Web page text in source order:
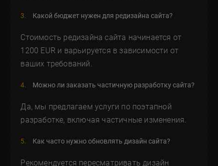
Какой бюджет нужен для редизайна сайта?
Стоимость редизайна сайта начинается от
1200 EUR и варьируется в зависимости от
ваших требований.
Можно ли заказать частичную разработку сайта?
Да, мы предлагаем услуги по поэтапной
разработке, включая частичные изменения.
Как часто нужно обновлять дизайн сайта?
Рекомендуется пересматривать дизайн